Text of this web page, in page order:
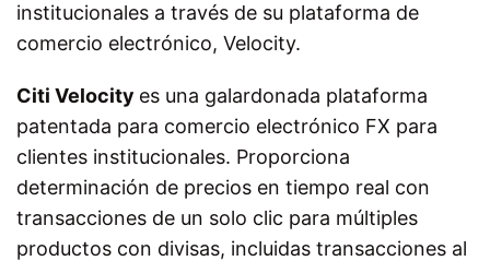
institucionales a través de su plataforma de
comercio electrónico, Velocity.
Citi Velocity es una galardonada plataforma
patentada para comercio electrónico FX para
clientes institucionales. Proporciona
determinación de precios en tiempo real con
transacciones de un solo clic para múltiples
productos con divisas, incluidas transacciones al